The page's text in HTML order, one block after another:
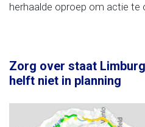
herhaalde oproep om actie te
Zorg over staat
helft niet in planning